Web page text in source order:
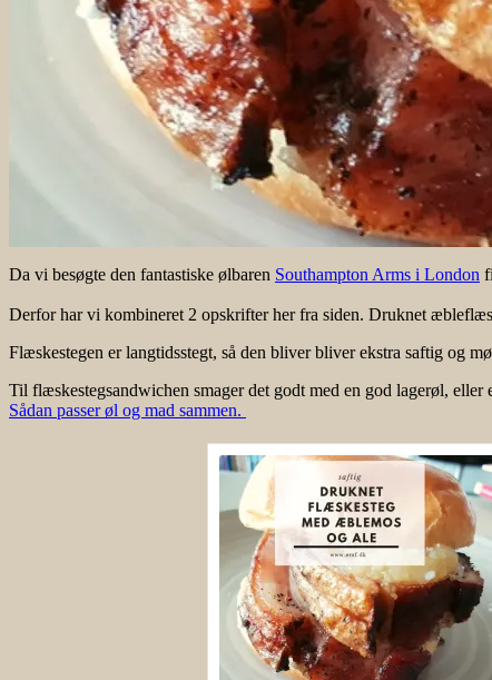
Da vi besøgte den fantastiske ølbaren Southampton Arms i London
Derfor har vi kombineret 2 opskrifter her fra siden. Druknet
Flæskestegen er langtidsstegt, så den bliver bliver ekstra saftig og
Til flæskestegsandwichen smager det godt med en god lagerøl,
Sådan passer øl og mad sammen.